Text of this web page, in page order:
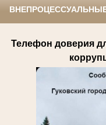
Телефон доверия